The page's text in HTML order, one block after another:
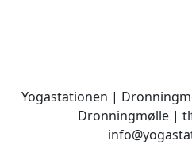
Yogastationen |
Dronningmølle |